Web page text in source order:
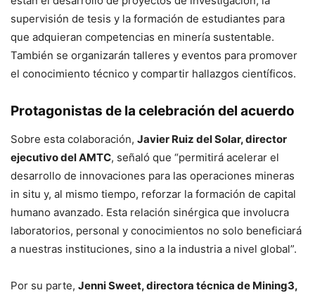
supervisión de tesis y la formación de estudiantes para
que adquieran competencias en minería sustentable.
También se organizarán talleres y eventos para promover
el conocimiento técnico y compartir hallazgos científicos.
Protagonistas de la celebración del acuerdo
Sobre esta colaboración, Javier Ruiz del Solar, director
ejecutivo del AMTC, señaló que “permitirá acelerar el
desarrollo de innovaciones para las operaciones mineras
in situ y, al mismo tiempo, reforzar la formación de capital
humano avanzado. Esta relación sinérgica que involucra
laboratorios, personal y conocimientos no solo beneficiará
a nuestras instituciones, sino a la industria a nivel global”.
Por su parte, Jenni Sweet, directora técnica de Mining3,